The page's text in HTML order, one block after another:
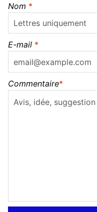
Nom *
E-mail *
Commentaire*